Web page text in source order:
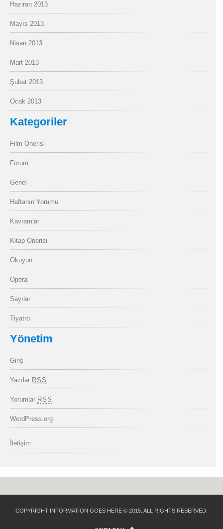
Haziran 2013
Mayıs 2013
Nisan 2013
Mart 2013
Şubat 2013
Ocak 2013
Kategoriler
Film Önerisi
Forum
Genel
Haftanın Yorumu
Kavramlar
Kitap Önerisi
Okuyun
Opera
Sayılar
Tiyatro
Yönetim
Giriş
Yazılar RSS
Yorumlar RSS
WordPress.org
İletişim
COPYRIGHT INFORMATION GOES HERE © 2015. ALL RIGHTS RESERVED.